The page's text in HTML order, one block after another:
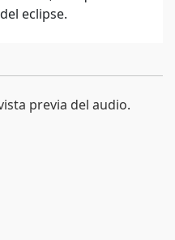
eclipse.